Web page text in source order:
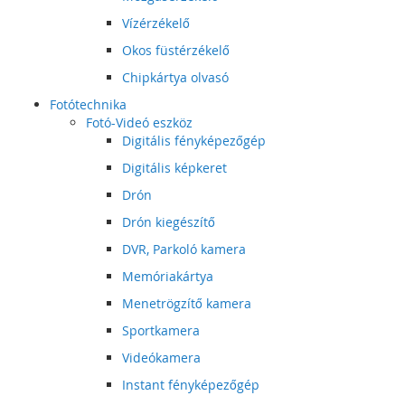
Vízérzékelő
Okos füstérzékelő
Chipkártya olvasó
Fotótechnika
Fotó-Videó eszköz
Digitális fényképezőgép
Digitális képkeret
Drón
Drón kiegészítő
DVR, Parkoló kamera
Memóriakártya
Menetrögzítő kamera
Sportkamera
Videókamera
Instant fényképezőgép